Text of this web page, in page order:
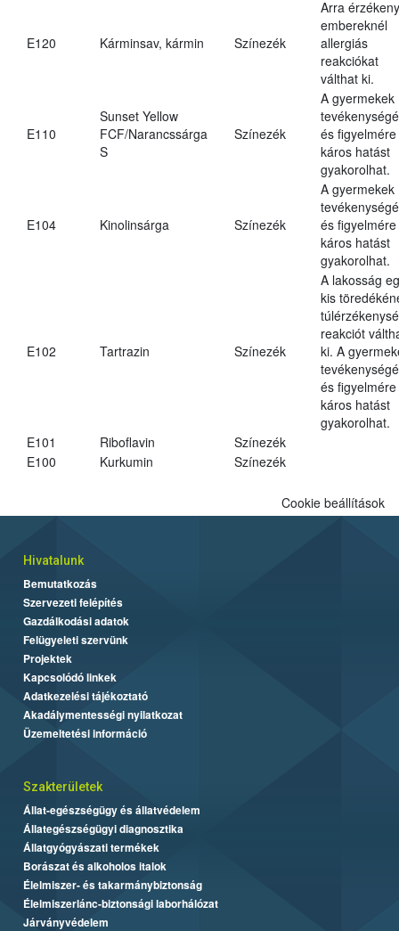
E120 Kárminsav, kármin Színezék
Arra érzékeny
embereknél
allergiás
reakciókat
válthat ki.
E110
Sunset Yellow
FCF/Narancssárga
S
Színezék
A gyermekek
és figyelmére
káros hatást
gyakorolhat.
E104 Kinolinsárga Színezék
A gyermekek
és figyelmére
káros hatást
gyakorolhat.
E102 Tartrazin Színezék
A lakosság
kis
reakciót
ki. A
és figyelmére
káros hatást
gyakorolhat.
E101
Riboflavin
Színezék
E100
Kurkumin Színezék
Cookie beállítások
Hivatalunk
Bemutatkozás
Szervezeti felépítés
Gazdálkodási adatok
Felügyeleti szervünk
Projektek
Kapcsolódó linkek
Adatkezelési tájékoztató
Akadálymentességi nyilatkozat
Üzemeltetési információ
Szakterületek
Állat-egészségügy és állatvédelem
Állategészségügyi diagnosztika
Állatgyógyászati termékek
Borászat és alkoholos italok
Élelmiszer- és takarmánybiztonság
Élelmiszerlánc-biztonsági laborhálózat
Járványvédelem